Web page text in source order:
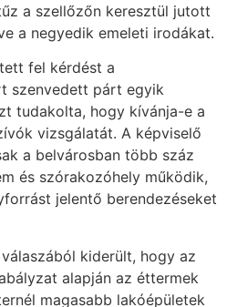
a szellőzőn keresztül jutott
a negyedik emeleti irodákat.
fel kérdést a
szenvedett párt egyik
tudakolta, hogy kívánja-e a
vizsgálatát. A képviselő
a belvárosban több száz
és szórakozóhely működik,
jelentő berendezéseket
kiderült, hogy az
alapján az éttermek
magasabb lakóépületek